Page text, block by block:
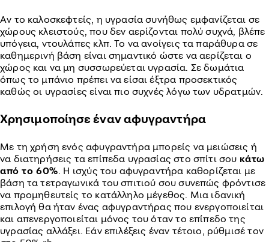
Αν το καλοσκεφτείς, η υγρασία συνήθως εμφανίζεται σε
χώρους κλειστούς, που δεν αερίζονται πολύ συχνά, βλέπε
υπόγεια, ντουλάπες κλπ. Το να ανοίγεις τα παράθυρα σε
καθημερινή βάση είναι σημαντικό ώστε να αερίζεται ο
χώρος και να μη συσσωρεύεται υγρασία. Σε δωμάτια
όπως το μπάνιο πρέπει να είσαι έξτρα προσεκτικός
καθώς οι υγρασίες είναι πιο συχνές λόγω των υδρατμών.
Χρησιμοποίησε έναν αφυγραντήρα
Με τη χρήση ενός αφυγραντήρα μπορείς να μειώσεις ή
να διατηρήσεις τα επίπεδα υγρασίας στο σπίτι σου κάτω
από το 60%. Η ισχύς του αφυγραντήρα καθορίζεται με
βάση τα τετραγωνικά του σπιτιού σου συνεπώς φρόντισε
να προμηθευτείς το κατάλληλο μέγεθος. Μια ιδανική
επιλογή θα ήταν ένας αφυγραντήρας που ενεργοποιείται
και απενεργοποιείται μόνος του όταν το επίπεδο της
υγρασίας αλλάξει. Εάν επιλέξεις έναν τέτοιο, ρύθμισέ τον